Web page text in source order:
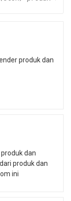
produk dan
dan
produk dan
ini